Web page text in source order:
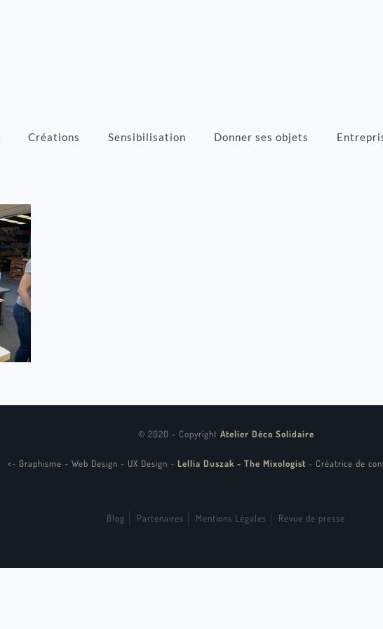
Créations Sensibilisation Donner ses objets
© 2020 - Copyright Atelier Déco Solidaire
<- Graphisme - Web Design - UX Design - Lellia Duszak - The Mixologist - Créatrice de
Blog Partenaires Mentions Légales Revue de presse